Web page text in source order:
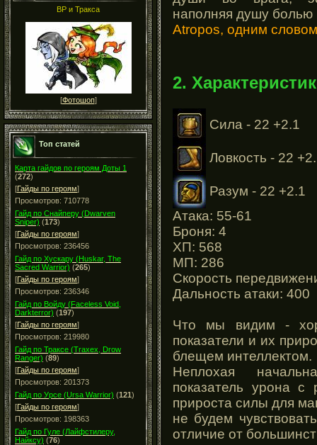
ВР и Тракса
[Фотошоп]
Топ статей
Карта гайдов по героям Доты 1
(272)
[Гайды по героям]
Просмотров: 710778
Гайд по Снайперу (Dwarven
Sniper) (173)
[Гайды по героям]
Просмотров: 236456
Гайд по Хускару (Huskar, The
Sacred Warrior) (265)
[Гайды по героям]
Просмотров: 236346
Гайд по Войду (Faceless Void,
Darkterror) (197)
[Гайды по героям]
Просмотров: 219980
Гайд по Траксе (Traxex, Drow
Ranger) (89)
[Гайды по героям]
Просмотров: 201373
Гайд по Урсе (Ursa Warrior) (121)
[Гайды по героям]
Просмотров: 198363
Гайд по Гуле (Лайфстилеру,
Найксу) (76)
наполняя душу болью
Atropos, одним
2.
Сила - 22 +2.1
Ловкость - 22
Разум - 22 +2.1
Атака: 55-61
Броня: 4
ХП: 568
МП: 286
Скорость
Дальность атаки: 400
Что мы видим -
показатели и их
блещем интеллектом.
Неплохая
показатель урона
прироста силы для
не будем
отличие от